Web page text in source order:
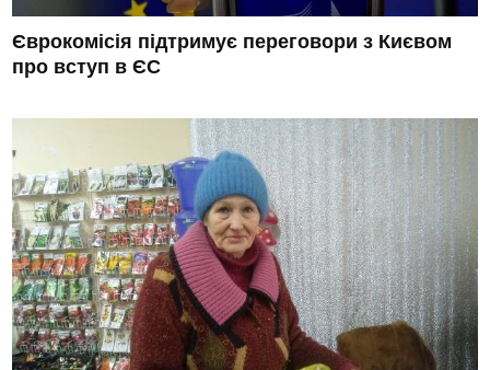
Єврокомісія підтримує переговори з Києвом
про вступ в ЄС